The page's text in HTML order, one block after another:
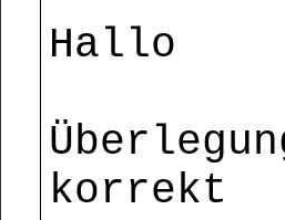
Hallo
korrekt